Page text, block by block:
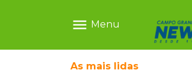
menu Menu
As mais lidas
falso e prende pai e filho